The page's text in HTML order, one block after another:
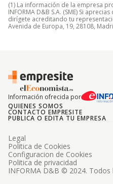
(1) La información de la empresa
INFORMA D&B S.A. (SME) Si
dirígete acreditando tu
Avenida de Europa, 19, 28108,
Información ofrecida por
QUIENES SOMOS
CONTACTO EMPRESITE
PUBLICA O EDITA TU EMPRESA
INFORMA D&B © 2024.
Legal
Politica de Cookies
Configuracion de Cookies
Politica de privacidad